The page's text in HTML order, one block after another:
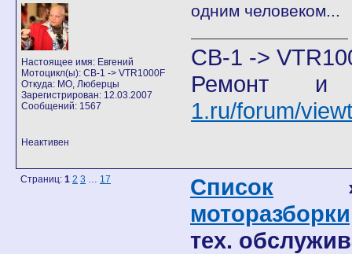
Настоящее имя: Евгений
Мотоцикл(ы): CB-1 -> VTR1000F
Откуда: МО, Люберцы
Зарегистрирован: 12.03.2007
Сообщений: 1567
одним человеком...
CB-1 ->
Ремонт и
1.ru/forum/
Неактивен
Страниц: 1 2 3 … 17 Список
тех.